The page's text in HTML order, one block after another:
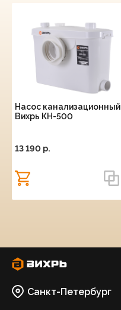
Насос канализационный
Вихрь КН-500
13 190 p.
Санкт-Петербург